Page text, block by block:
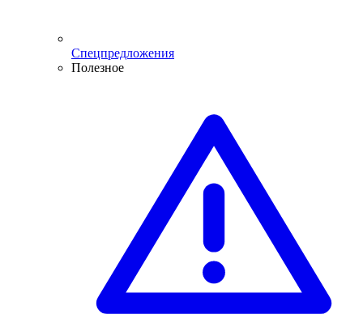
Спецпредложения
Полезное